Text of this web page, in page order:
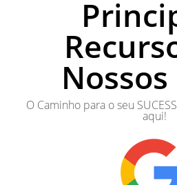
O Caminho para o seu
aqui!